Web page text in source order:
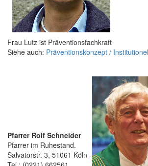
Frau Lutz ist Präventionsfachkraft
Siehe auch: Präventionskonzept /
Pfarrer Rolf Schneider
Pfarrer im Ruhestand.
Salvatorstr. 3, 51061 Köln